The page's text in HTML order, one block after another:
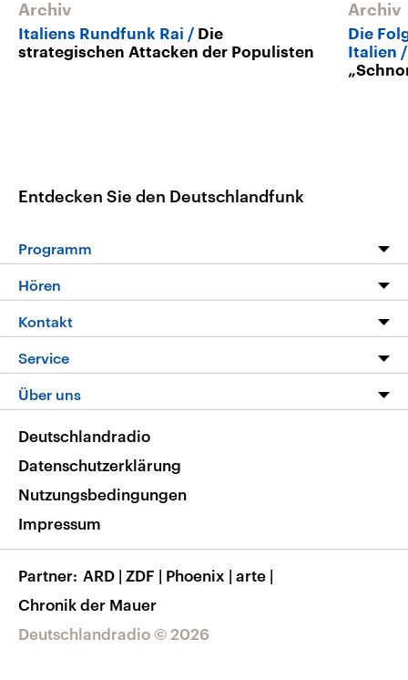
Archiv
Italiens Rundfunk Rai
Die
strategischen Attacken der Populisten
Archiv
Die
Italien
Entdecken Sie den Deutschlandfunk
Programm
Programm
Die Nachrichten
Nachrichtenleicht
Neue Beiträge auf dlf.de
Hören
Livestream
Podcasts
Deutschlandfunk App
Nachrichten App
Frequenzen
Kontakt
Hörerservice
Service
FAQ
Veranstaltungen
Musikliste
RSS
Über uns
Barrierefreiheit
Deutschlandradio © 2026
Deutschlandradio
Datenschutzerklärung
Nutzungsbedingungen
Impressum
Partner ARD | ZDF | Phoenix | arte |
Chronik der Mauer